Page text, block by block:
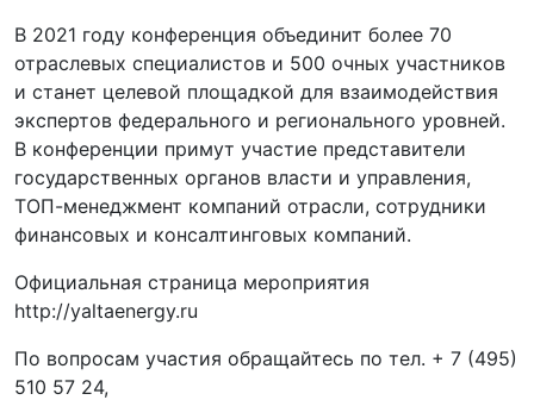
В 2021 году конференция объединит более 70
отраслевых специалистов и 500 очных участников
и станет целевой площадкой для взаимодействия
экспертов федерального и регионального уровней.
В конференции примут участие представители
государственных органов власти и управления,
ТОП-менеджмент компаний отрасли, сотрудники
финансовых и консалтинговых компаний.
Официальная страница мероприятия
http://yaltaenergy.ru
По вопросам участия обращайтесь по тел. + 7 (495)
510 57 24,